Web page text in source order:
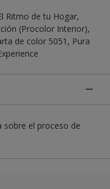
Ritmo de tu Hogar,
(Procolor Interior),
de color 5051, Pura
sobre el proceso de